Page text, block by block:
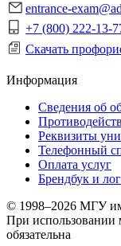
entrance-
+7 (800) 222-13-
Скачать
Информация
Сведения об
Реквизиты
Телефонный
Оплата услуг
Брендбук и
© 1998–2026 МГУ
При использовании
обязательна